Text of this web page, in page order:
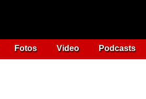
Fotos Video Podcasts